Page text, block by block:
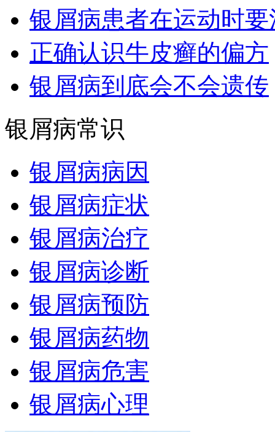
银屑病患者在运动时
正确认识牛皮癣的偏方
银屑病到底会不会遗传
银屑病常识
银屑病病因
银屑病症状
银屑病治疗
银屑病诊断
银屑病预防
银屑病药物
银屑病危害
银屑病心理